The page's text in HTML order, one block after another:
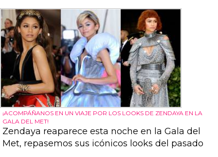
¡ACOMPÁÑANOS EN UN VIAJE POR LOS LOOKS DE ZENDAYA EN LA
GALA DEL MET!
Zendaya reaparece esta noche en la Gala del
Met, repasemos sus icónicos looks del pasado